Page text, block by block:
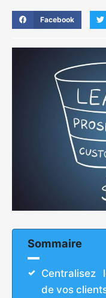
Facebook
Sommaire
Centralisez
de vos